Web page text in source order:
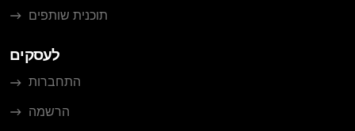
תוכנית שותפים
לעסקים
התחברות
הרשמה